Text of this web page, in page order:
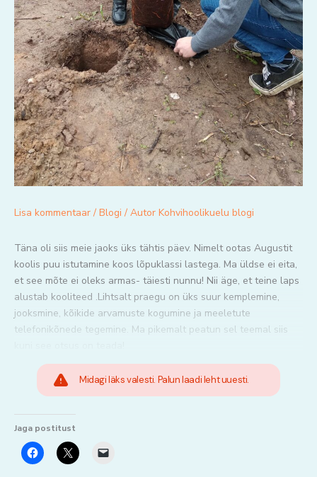
Lisa kommentaar / Blogi / Autor Kohvihoolikuelu blogi
Täna oli siis meie jaoks üks tähtis päev. Nimelt ootas Augustit
koolis puu istutamine koos lõpuklassi lastega. Ma üldse ei eita,
et see mõte ei oleks armas- täiesti nunnu! Nii äge, et teine laps
alustab kooliteed .Lihtsalt praegu on üks suur kemplemine,
jooksmine, kõikide arvamuste kogumine ja meeletute
telefonikõnede tegemine. Ma pikemalt peatun sel teemal siis
Midagi läks valesti. Palun laadi leht uuesti.
Jaga postitust